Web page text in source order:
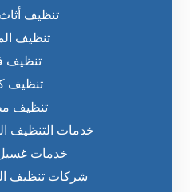
تنظيف
تنظيف
تنظيف
تنظيف
تنظيف
خدمات التنظيف
خدمات غسيل
شركات تنظيف